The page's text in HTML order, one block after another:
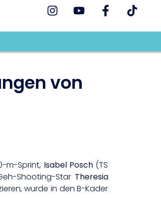
von
m-Sprint, Isabel Posch (TS
Shooting-Star Theresia
wurde in den B-Kader